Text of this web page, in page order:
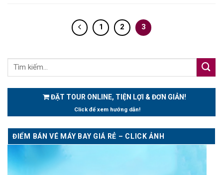
1 2 3
ĐẶT TOUR ONLINE, TIỆN LỢI & ĐƠN GIẢN!
Click để xem hướng dẫn!
ĐIỂM BÁN VÉ MÁY BAY GIÁ RẺ – CLICK ẢNH